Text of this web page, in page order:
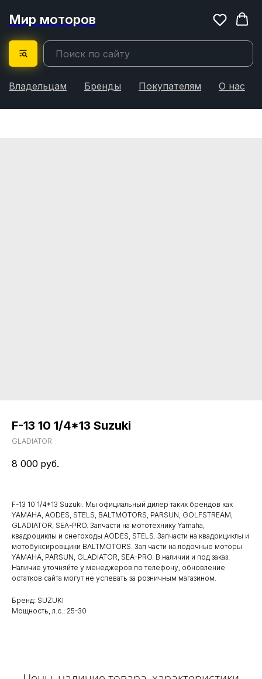
Мир моторов
Владельцам Бренды Покупателям О нас
F-13 10 1/4*13 Suzuki
GLADIATOR
8 000 руб.
F-13 10 1/4*13 Suzuki. Мы официальный дилер таких брендов как
YAMAHA, AODES, STELS, BALTMOTORS, PARSUN, GOLFSTREAM,
GLADIATOR, SEA-PRO. Запчасти на мототехнику Yamaha,
квадроциклы и снегоходы AODES, STELS. Запчасти на квадрициклы и
мотобуксировщики BALTMOTORS. Зап части на лодочные моторы
YAMAHA, PARSUN, GLADIATOR, SEA-PRO. В наличии и под заказ.
Наличие уточняйте у менеджеров по телефону, обновление
остатков сайта могут не успевать за розничным магазином.
Бренд: SUZUKI
Мощность, л.с.: 25-30